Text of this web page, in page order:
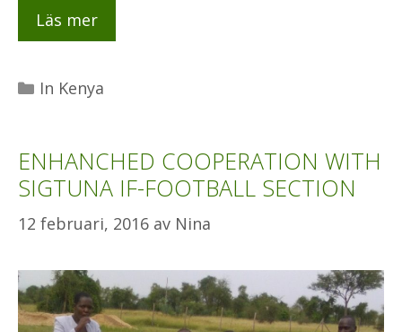
Läs mer
Kategorier
In Kenya
ENHANCHED COOPERATION WITH
SIGTUNA IF-FOOTBALL SECTION
12 februari, 2016 av Nina